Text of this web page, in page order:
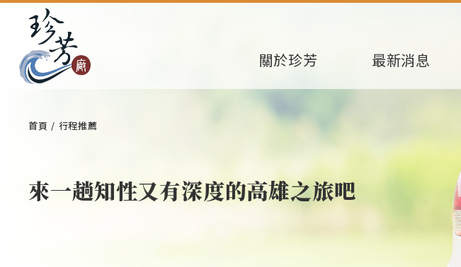
關於珍芳 最新消息
首頁 行程推薦
來一趟知性又有深度的高雄之旅吧